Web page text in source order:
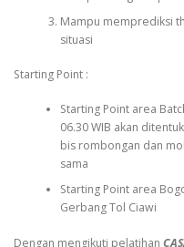
Mampu memprediksi
situasi
Starting Point :
Starting Point area
06.30 WIB akan
bis rombongan dan
sama
Starting Point area
Gerbang Tol Ciawi
Dengan mengikuti pelatihan